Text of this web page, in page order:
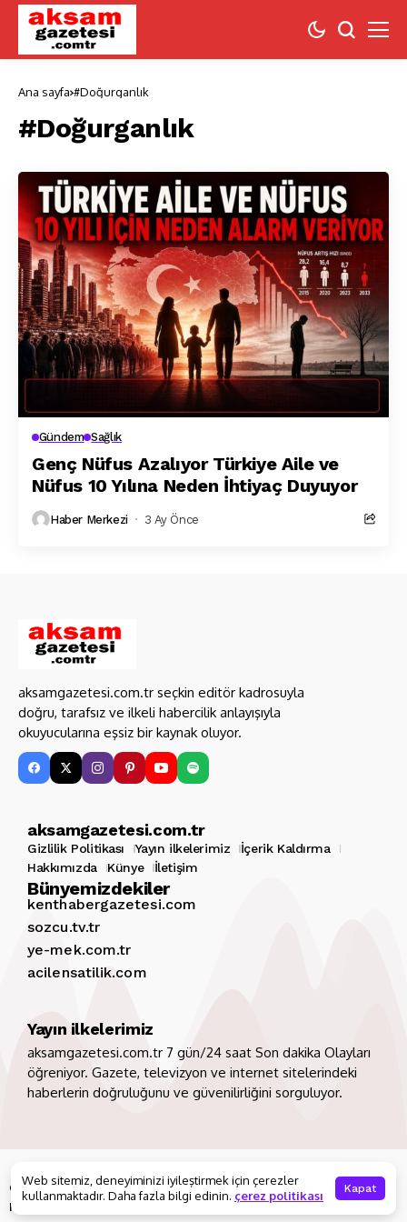
Ana sayfa #Doğurganlık
#Doğurganlık
Gündem Sağlık
Genç Nüfus Azalıyor Türkiye Aile ve
Nüfus 10 Yılına Neden İhtiyaç Duyuyor
Haber Merkezi 3 Ay Önce
aksamgazetesi.com.tr seçkin editör kadrosuyla
doğru, tarafsız ve ilkeli habercilik anlayışıyla
okuyucularına eşsiz bir kaynak oluyor.
aksamgazetesi.com.tr
Gizlilik Politikası Yayın ilkelerimiz
İçerik Kaldırma
Hakkımızda
Künye İletişim
Bünyemizdekiler
kenthabergazetesi.com
sozcu.tv.tr
ye-mek.com.tr
acilensatilik.com
Yayın ilkelerimiz
aksamgazetesi.com.tr 7 gün/24 saat Son dakika Olayları
öğreniyor. Gazete, televizyon ve internet sitelerindeki
haberlerin doğruluğunu ve güvenilirliğini sorguluyor.
Gizlilik Politikası Yayın ilkelerimiz
İçerik Kaldırma
Hakkımızda
Web sitemiz, deneyiminizi iyileştirmek için çerezler
kullanmaktadır. Daha fazla bilgi edinin. çerez politikası Kapat